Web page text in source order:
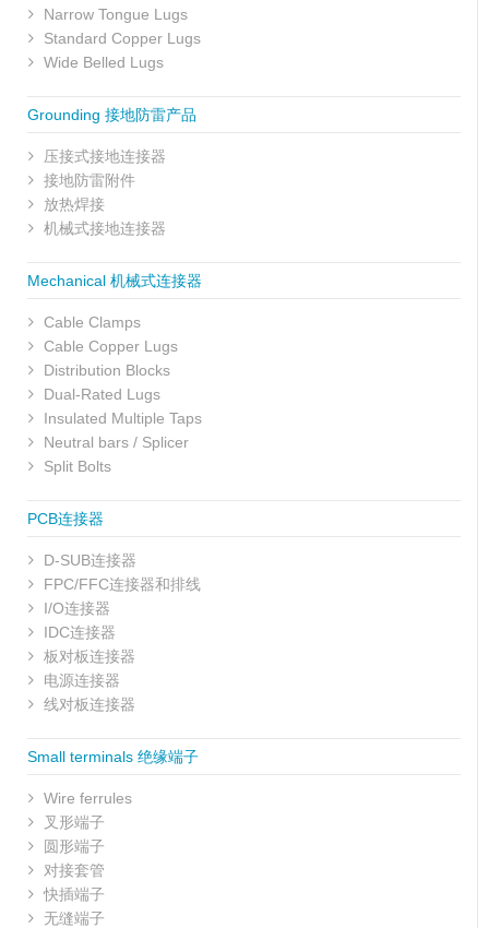
Narrow Tongue Lugs
Standard Copper Lugs
Wide Belled Lugs
Grounding 接地防雷产品
压接式接地连接器
接地防雷附件
放热焊接
机械式接地连接器
Mechanical 机械式连接器
Cable Clamps
Cable Copper Lugs
Distribution Blocks
Dual-Rated Lugs
Insulated Multiple Taps
Neutral bars / Splicer
Split Bolts
PCB连接器
D-SUB连接器
FPC/FFC连接器和排线
I/O连接器
IDC连接器
板对板连接器
电源连接器
线对板连接器
Small terminals 绝缘端子
Wire ferrules
叉形端子
圆形端子
对接套管
快插端子
无缝端子